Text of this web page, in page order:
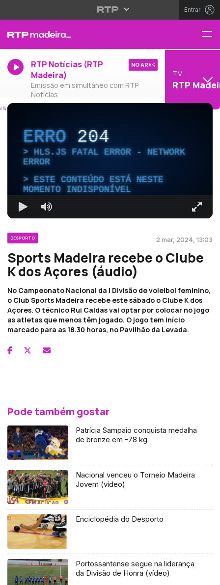
Entrar
RTP Notícias (RTP
Madeira)
Emissão em simultâneo com RTP
Notícias
NO AR
TV
RTP
ERRO204
HLS.JS FATAL ERROR - NETWORK
ERROR
ESTE CONTEÚDO ESTÁ NESTE
MOMENTO INDISPONÍVEL
DESPORTO 2 mar, 2024, 13:03
Sports Madeira recebe o Clube
K dos Açores (áudio)
No Campeonato Nacional da I Divisão de voleibol feminino,
o Club Sports Madeira recebe este sábado o Clube K dos
Açores. O técnico Rui Caldas vai optar por colocar no jogo
as atletas que menos têm jogado. O jogo tem início
marcado para as 18.30 horas, no Pavilhão da Levada.
Pode também gostar
Patrícia Sampaio conquista medalha
de bronze em -78 kg
Nacional venceu o Torneio Madeira
Jovem (vídeo)
Enciclopédia do Desporto
Portossantense segue na liderança
da Divisão de Honra (vídeo)